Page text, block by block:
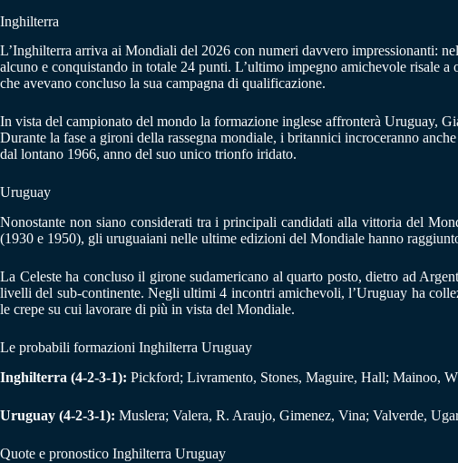
Inghilterra
L’Inghilterra arriva ai Mondiali del 2026 con numeri davvero impressionanti:
alcuno e conquistando in totale 24 punti. L’ultimo impegno amichevole risale
che avevano concluso la sua campagna di qualificazione.
In vista del campionato del mondo la formazione inglese affronterà Uruguay,
Durante la fase a gironi della rassegna mondiale, i britannici incroceranno
dal lontano 1966, anno del suo unico trionfo iridato.
Uruguay
Nonostante non siano considerati tra i principali candidati alla vittoria del
(1930 e 1950), gli uruguaiani nelle ultime edizioni del Mondiale hanno
La Celeste ha concluso il girone sudamericano al quarto posto, dietro ad
livelli del sub-continente. Negli ultimi 4 incontri amichevoli, l’Uruguay ha
le crepe su cui lavorare di più in vista del Mondiale.
Le probabili formazioni Inghilterra Uruguay
Inghilterra (4-2-3-1): Pickford; Livramento, Stones, Maguire, Hall; Mainoo,
Uruguay (4-2-3-1): Muslera; Valera, R. Araujo, Gimenez, Vina; Valverde,
Quote e pronostico Inghilterra Uruguay